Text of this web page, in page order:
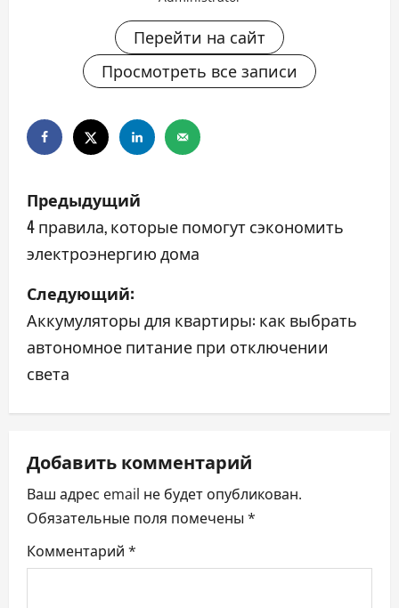
Перейти на сайт
Просмотреть все записи
Н
а
в
и
г
а
ц
и
я
п
о
Предыдущий
4 правила, которые помогут сэкономить
электроэнергию дома
Следующий:
Аккумуляторы для квартиры: как выбрать
автономное питание при отключении
света
Добавить комментарий
Ваш адрес email не будет опубликован.
Обязательные поля помечены *
Комментарий *